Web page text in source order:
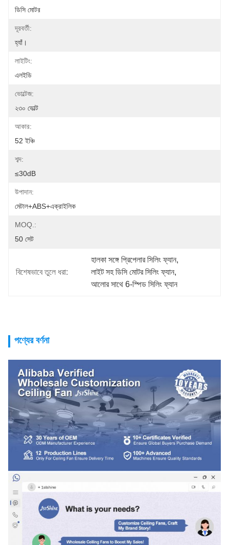
ডিসি মোটর
দূরবর্তী:
হ্যাঁ।
লাইটিং:
এলইডি
ভোল্টেজ:
২৩০ ভোল্ট
আকার:
52 ইঞ্চি
শব্দ:
≤30dB
উপাদান:
মেটাল+ABS+এক্রাইলিক
MOQ.:
50 সেট
বিশেষভাবে তুলে ধরা:
হালকা সঙ্গে প্রিপেলার সিলিং ফ্যান,
লাইট সহ ডিসি মোটর সিলিং ফ্যান,
আলোর সাথে 6-স্পিড সিলিং ফ্যান
পণ্যের বর্ণনা